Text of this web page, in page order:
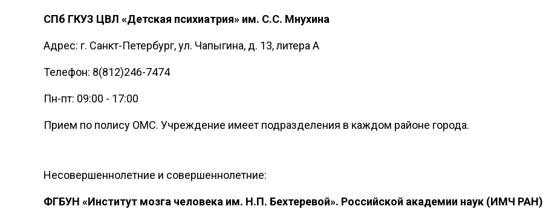
СПб ГКУЗ ЦВЛ «Детская психиатрия» им. С.С. Мнухина
Адрес: г. Санкт-Петербург, ул. Чапыгина, д. 13, литера А
Телефон: 8(812)246-7474
Пн-пт: 09:00 - 17:00
Прием по полису ОМС. Учреждение имеет подразделения в каждом районе города.
Несовершеннолетние и совершеннолетние:
ФГБУН «Институт мозга человека им. Н.П. Бехтеревой». Российской академии наук (ИМЧ РАН)